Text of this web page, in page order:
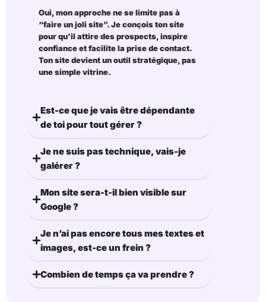
Oui, mon approche ne se limite pas à
“faire un joli site”. Je conçois ton site
pour qu’ilattire des prospects, inspire
confiance et facilite la prise de contact.
Ton site devient un outil stratégique, pas
une simple vitrine.
Est-ce que je vais être dépendante
de toi pour tout gérer ?
Je ne suis pas technique, vais-je
galérer ?
Mon site sera-t-il bien visible sur
Google ?
Je n’ai pas encore tous mes textes et
images, est-ce un frein ?
Combien de temps ça va prendre ?